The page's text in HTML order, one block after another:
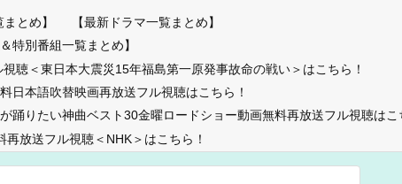
とめ】
【最新ドラマ一覧まとめ】
特別番組一覧まとめ】
聴＜東日本大震災15年福島第一原発事故命の戦い＞はこちら！
日本語吹替映画再放送フル視聴はこちら！
踊りたい神曲ベスト30金曜ロードショー動画無料再放送フル視聴はこ
放送フル視聴＜NHK＞はこちら！